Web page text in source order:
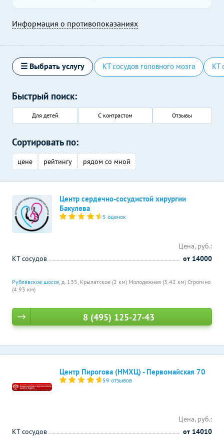
Информация о противопоказаниях
☰ Выбрать услугу КТ сосудов головного мозга КТ
Быстрый поиск:
Для детей С контрастом Отзывы
Сортировать по:
цене рейтингу рядом со мной
Центр сердечно-сосудистой хирургии
Бакулева
5 оценок
Рублёвское шоссе, д. 135, Крылатское (2 км) Молодежная (3.42 км) Строгино
(4.93 км)
Цена, руб.:
КТ сосудов
от 14000
8 (495) 125-27-43
Центр Пирогова (НМХЦ) - Первомайская 70
59 отзывов
Цена, руб.:
КТ сосудов
от 14010